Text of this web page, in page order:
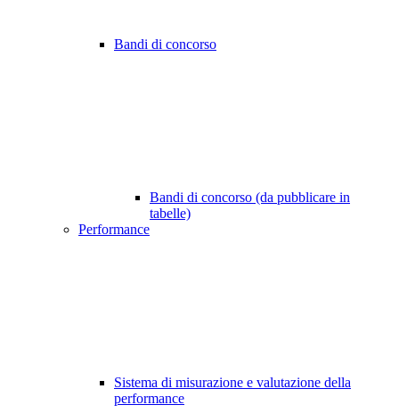
Bandi di concorso
Bandi di concorso (da pubblicare in
tabelle)
Performance
Sistema di misurazione e valutazione della
performance